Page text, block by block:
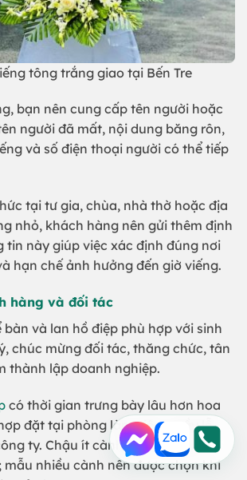
tông trắng giao tại Bến Tre
bạn nên cung cấp tên người hoặc
người đã mất, nội dung băng rôn,
và số điện thoại người có thể tiếp
tại tư gia, chùa, nhà thờ hoặc địa
nhỏ, khách hàng nên gửi thêm định
tin này giúp việc xác định đúng nơi
hạn chế ảnh hưởng đến giờ viếng.
hàng và đối tác
bàn và lan hồ điệp phù hợp với sinh
chúc mừng đối tác, thăng chức, tân
thành lập doanh nghiệp.
có thời gian trưng bày lâu hơn hoa
đặt tại phòng làm việc, quầy lễ
ty. Chậu ít cành phù hợp với
mẫu nhiều cành nên được chọn khi